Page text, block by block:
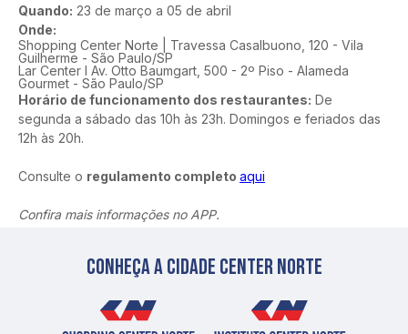
Quando: 23 de março a 05 de abril
Onde:
Shopping Center Norte | Travessa Casalbuono, 120 - Vila
Guilherme - São Paulo/SP
Lar Center I Av. Otto Baumgart, 500 - 2º Piso - Alameda
Gourmet - São Paulo/SP
Horário de funcionamento dos restaurantes: De
segunda a sábado das 10h às 23h. Domingos e feriados das
12h às 20h.
Consulte o regulamento completo aqui
Confira mais informações no APP.
Conheça a cidade center norte